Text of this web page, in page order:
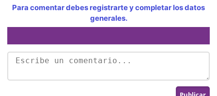
Para comentar debes registrarte y completar los datos
generales.